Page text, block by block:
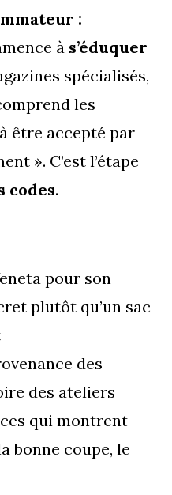
:
à s’éduquer
spécialisés,
les
être accepté par
». C’est l’étape
codes.
pour son
plutôt qu’un sac
des
des ateliers
qui montrent
bonne coupe, le